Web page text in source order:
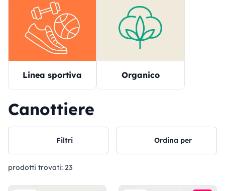
Linea sportiva Organico
Canottiere
Filtri Ordina per
prodotti trovati: 23